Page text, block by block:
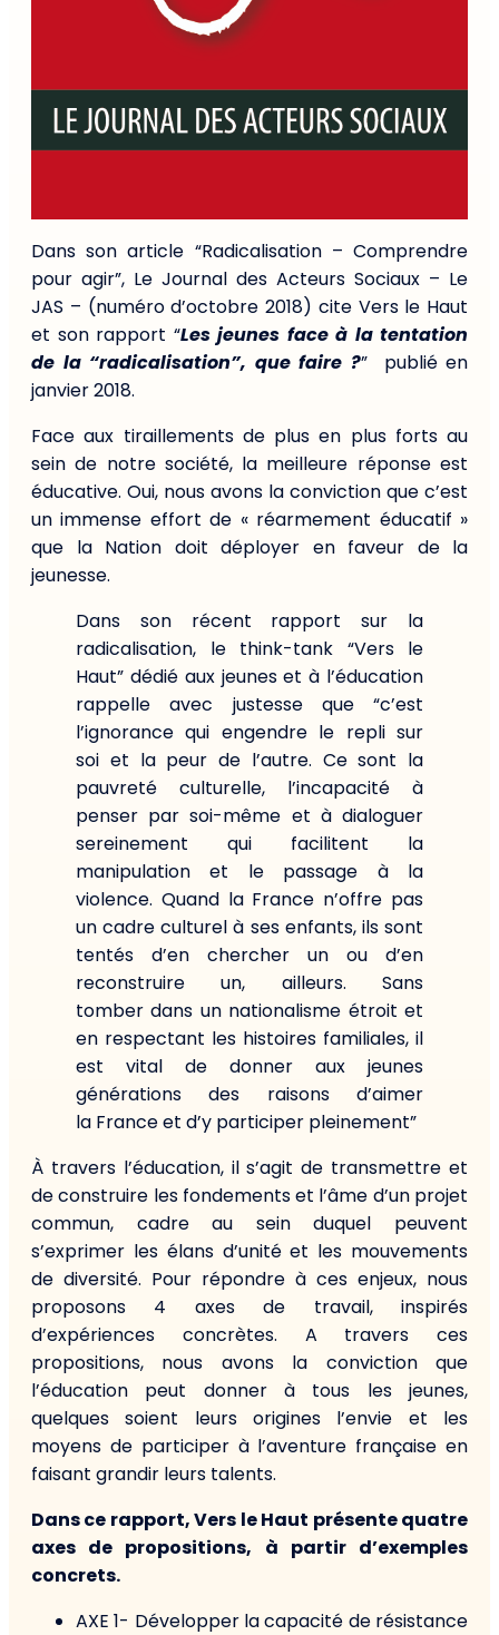
Dans son article “Radicalisation – Comprendre
pour agir”, Le Journal des Acteurs Sociaux – Le
JAS – (numéro d’octobre 2018) cite Vers le Haut
et son rapport “Les jeunes face à la tentation
de la “radicalisation”, que faire ?” publié en
janvier 2018.
Face aux tiraillements de plus en plus forts au
sein de notre société, la meilleure réponse est
éducative. Oui, nous avons la conviction que c’est
un immense effort de « réarmement éducatif »
que la Nation doit déployer en faveur de la
jeunesse.
Dans son récent rapport sur la
radicalisation, le think-tank “Vers le
Haut” dédié aux jeunes et à l’éducation
rappelle avec justesse que “c’est
l’ignorance qui engendre le repli sur
soi et la peur de l’autre. Ce sont la
pauvreté culturelle, l’incapacité à
penser par soi-même et à dialoguer
sereinement qui facilitent la
manipulation et le passage à la
violence. Quand la France n’offre pas
un cadre culturel à ses enfants, ils sont
tentés d’en chercher un ou d’en
reconstruire un, ailleurs. Sans
tomber dans un nationalisme étroit et
en respectant les histoires familiales, il
est vital de donner aux jeunes
générations des raisons d’aimer
la France et d’y participer pleinement”
À travers l’éducation, il s’agit de transmettre et
de construire les fondements et l’âme d’un projet
commun, cadre au sein duquel peuvent
s’exprimer les élans d’unité et les mouvements
de diversité. Pour répondre à ces enjeux, nous
proposons 4 axes de travail, inspirés
d’expériences concrètes. A travers ces
propositions, nous avons la conviction que
l’éducation peut donner à tous les jeunes,
quelques soient leurs origines l’envie et les
moyens de participer à l’aventure française en
faisant grandir leurs talents.
Dans ce rapport, Vers le Haut présente quatre
axes de propositions, à partir d’exemples
concrets.
AXE 1- Développer la capacité de résistance